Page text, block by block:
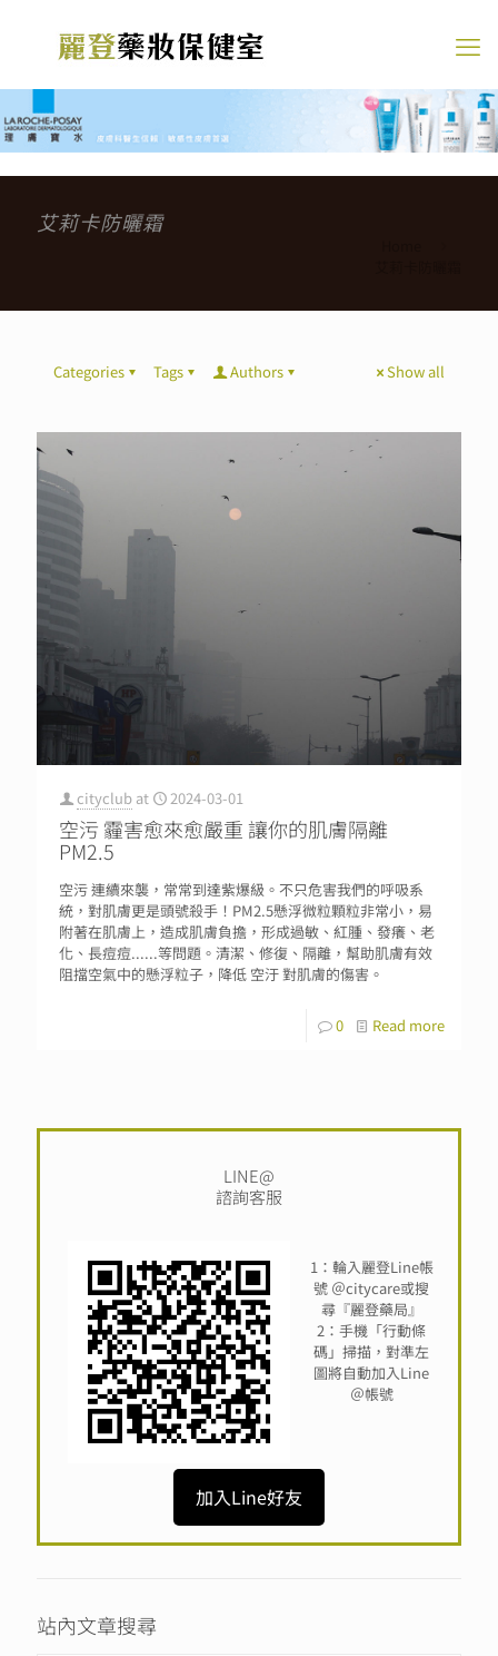
艾莉卡防曬霜
Categories Tags Authors Show all
cityclub at 2024-03-01
空污 霾害愈來愈嚴重 讓你的肌膚隔離
PM2.5
空污 連續來襲，常常到達紫爆級。不只危害我們的呼吸系
統，對肌膚更是頭號殺手！PM2.5懸浮微粒顆粒非常小，易
附著在肌膚上，造成肌膚負擔，形成過敏、紅腫、發癢、老
化、長痘痘......等問題。清潔、修復、隔離，幫助肌膚有效
阻擋空氣中的懸浮粒子，降低 空汙 對肌膚的傷害。
0 Read more
LINE@
諮詢客服
1：輪入麗登Line帳
號 ＠citycare或搜
尋『麗登藥局』
2：手機「行動條
碼」掃描，對準左
圖將自動加入Line
＠帳號
加入Line好友
站內文章搜尋